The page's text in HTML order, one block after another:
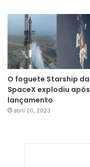
O foguete Starship da
SpaceX explodiu após
lançamento
abril 20, 2023